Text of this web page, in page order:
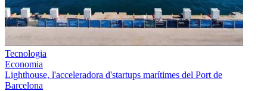
Tecnologia
Economia
Lighthouse, l'acceleradora d'startups marítimes del Port de
Barcelona